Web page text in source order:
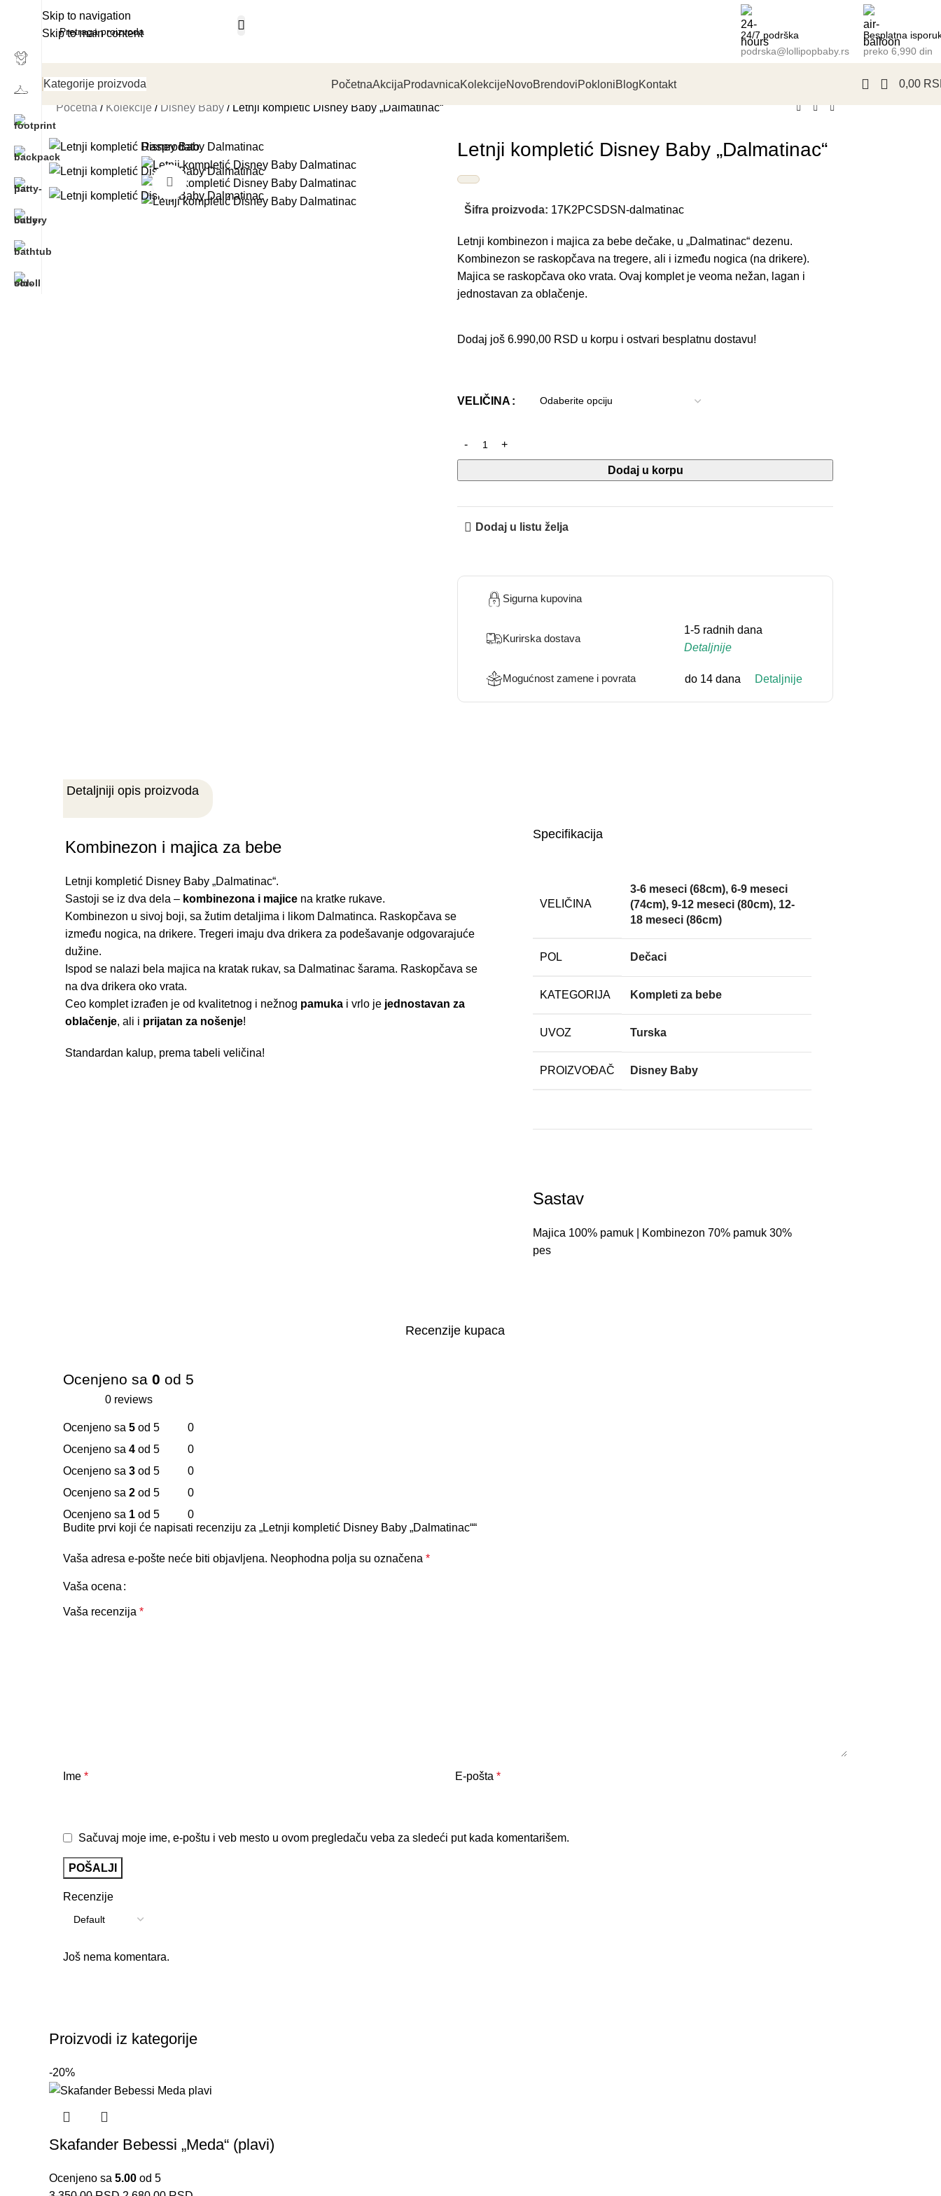
Skip to navigation
Skip to main content
24/7 podrška
podrska@lollipopbaby.rs
Besplatna
preko 6,990 din
Kategorije proizvoda PočetnaAkcijaProdavnicaKolekcijeNovoBrendoviPokloniBlogKontakt 0,00
Početna Kolekcije Disney Baby Letnji kompletić Disney Baby „Dalmatinac“
Rasprodato
Klikni i zumiraj
Letnji kompletić Disney Baby „Dalmatinac“
Šifra proizvoda: 17K2PCSDSN-dalmatinac
Letnji kombinezon i majica za bebe dečake, u „Dalmatinac“ dezenu.
Kombinezon se raskopčava na tregere, ali i između nogica (na drikere).
Majica se raskopčava oko vrata. Ovaj komplet je veoma nežan, lagan i
jednostavan za oblačenje.
Dodaj još 6.990,00 RSD u korpu i ostvari besplatnu dostavu!
VELIČINA
Dodaj u korpu
Dodaj u listu želja
Sigurna kupovina
Kurirska dostava
1-5 radnih dana
Detaljnije
Mogućnost zamene i povrata do 14 dana Detaljnije
Detaljniji opis proizvoda
Kombinezon i majica za bebe
Letnji kompletić Disney Baby „Dalmatinac“.
Sastoji se iz dva dela – kombinezona i majice na kratke rukave.
Kombinezon u sivoj boji, sa žutim detaljima i likom Dalmatinca. Raskopčava se
između nogica, na drikere. Tregeri imaju dva drikera za podešavanje odgovarajuće
dužine.
Ispod se nalazi bela majica na kratak rukav, sa Dalmatinac šarama. Raskopčava se
na dva drikera oko vrata.
Ceo komplet izrađen je od kvalitetnog i nežnog pamuka i vrlo je jednostavan za
oblačenje, ali i prijatan za nošenje!
Standardan kalup, prema tabeli veličina!
Specifikacija
VELIČINA
3-6 meseci (68cm),6-9 meseci
(74cm),9-12 meseci (80cm), 12-
18 meseci (86cm)
POL Dečaci
KATEGORIJA Kompleti za bebe
UVOZ Turska
PROIZVOĐAČ Disney Baby
Sastav
Majica 100% pamuk | Kombinezon 70% pamuk 30%
pes
Recenzije kupaca
Ocenjeno sa 0 od 5
0 reviews
Ocenjeno sa 5 od 5
0
Ocenjeno sa 4 od 5
0
Ocenjeno sa 3 od 5
0
Ocenjeno sa 2 od 5
0
Ocenjeno sa 1 od 5 0
Recenzije
Još nema komentara.
Budite prvi koji će napisati recenziju za „Letnji kompletić Disney Baby „Dalmatinac““
Vaša adresa e-pošte neće biti objavljena. Neophodna polja su označena *
Vaša ocena
Vaša recenzija *
Ime * E-pošta *
Sačuvaj moje ime, e-poštu i veb mesto u ovom pregledaču veba za sledeći put kada komentarišem.
Proizvodi iz kategorije
-20%
Skafander Bebessi „Meda“ (plavi)
Ocenjeno sa 5.00 od 5